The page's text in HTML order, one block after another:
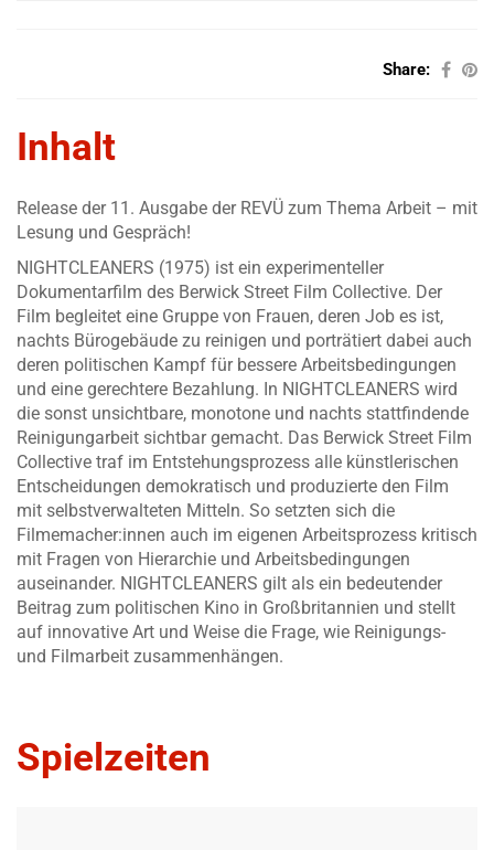
Share:
Inhalt
Release der 11. Ausgabe der REVÜ zum Thema Arbeit – mit
Lesung und Gespräch!
NIGHTCLEANERS (1975) ist ein experimenteller
Dokumentarfilm des Berwick Street Film Collective. Der
Film begleitet eine Gruppe von Frauen, deren Job es ist,
nachts Bürogebäude zu reinigen und porträtiert dabei auch
deren politischen Kampf für bessere Arbeitsbedingungen
und eine gerechtere Bezahlung. In NIGHTCLEANERS wird
die sonst unsichtbare, monotone und nachts stattfindende
Reinigungarbeit sichtbar gemacht. Das Berwick Street Film
Collective traf im Entstehungsprozess alle künstlerischen
Entscheidungen demokratisch und produzierte den Film
mit selbstverwalteten Mitteln. So setzten sich die
Filmemacher:innen auch im eigenen Arbeitsprozess kritisch
mit Fragen von Hierarchie und Arbeitsbedingungen
auseinander. NIGHTCLEANERS gilt als ein bedeutender
Beitrag zum politischen Kino in Großbritannien und stellt
auf innovative Art und Weise die Frage, wie Reinigungs-
und Filmarbeit zusammenhängen.
Spielzeiten